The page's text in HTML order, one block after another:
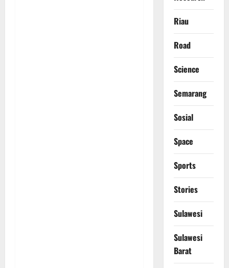
Riau
Road
Science
Semarang
Sosial
Space
Sports
Stories
Sulawesi
Sulawesi
Barat